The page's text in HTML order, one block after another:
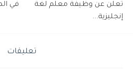
تعلن عن وظيفة معلم لغة
إنجليزية...
في
تعليقات